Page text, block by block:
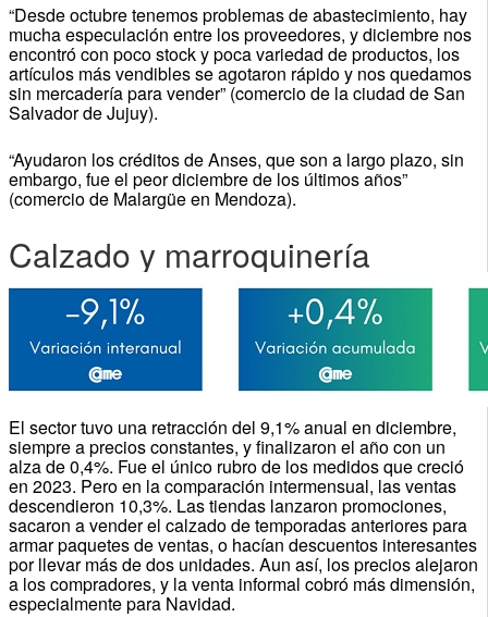
“Desde octubre tenemos problemas de abastecimiento, hay
mucha especulación entre los proveedores, y diciembre nos
encontró con poco stock y poca variedad de productos, los
artículos más vendibles se agotaron rápido y nos quedamos
sin mercadería para vender” (comercio de la ciudad de San
Salvador de Jujuy).
“Ayudaron los créditos de Anses, que son a largo plazo, sin
embargo, fue el peor diciembre de los últimos años”
(comercio de Malargüe en Mendoza).
Calzado y marroquinería
El sector tuvo una retracción del 9,1% anual en diciembre,
siempre a precios constantes, y finalizaron el año con un
alza de 0,4%. Fue el único rubro de los medidos que creció
en 2023. Pero en la comparación intermensual, las ventas
descendieron 10,3%. Las tiendas lanzaron promociones,
sacaron a vender el calzado de temporadas anteriores para
armar paquetes de ventas, o hacían descuentos interesantes
por llevar más de dos unidades. Aun así, los precios alejaron
a los compradores, y la venta informal cobró más dimensión,
especialmente para Navidad.